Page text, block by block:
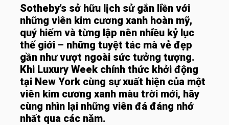
Sotheby’s sở hữu lịch sử gắn liền với
những viên kim cương xanh hoàn mỹ,
quý hiếm và từng lập nên nhiều kỷ lục
thế giới – những tuyệt tác mà vẻ đẹp
gần như vượt ngoài sức tưởng tượng.
Khi Luxury Week chính thức khởi động
tại New York cùng sự xuất hiện của một
viên kim cương xanh màu trời mới, hãy
cùng nhìn lại những viên đá đáng nhớ
nhất qua các năm.